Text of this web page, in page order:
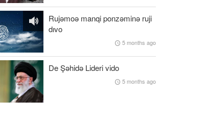
Rujəmoə manqi ponzəminə ruji
dıvo
5 months ago
De Şəhidə Lideri vido
5 months ago